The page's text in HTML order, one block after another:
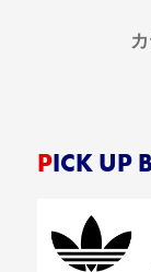
PICK UP